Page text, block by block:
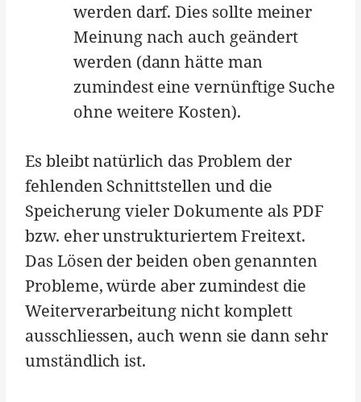
werden darf. Dies sollte meiner
Meinung nach auch geändert
werden (dann hätte man
zumindest eine vernünftige Suche
ohne weitere Kosten).
Es bleibt natürlich das Problem der
fehlenden Schnittstellen und die
Speicherung vieler Dokumente als PDF
bzw. eher unstrukturiertem Freitext.
Das Lösen der beiden oben genannten
Probleme, würde aber zumindest die
Weiterverarbeitung nicht komplett
ausschliessen, auch wenn sie dann sehr
umständlich ist.